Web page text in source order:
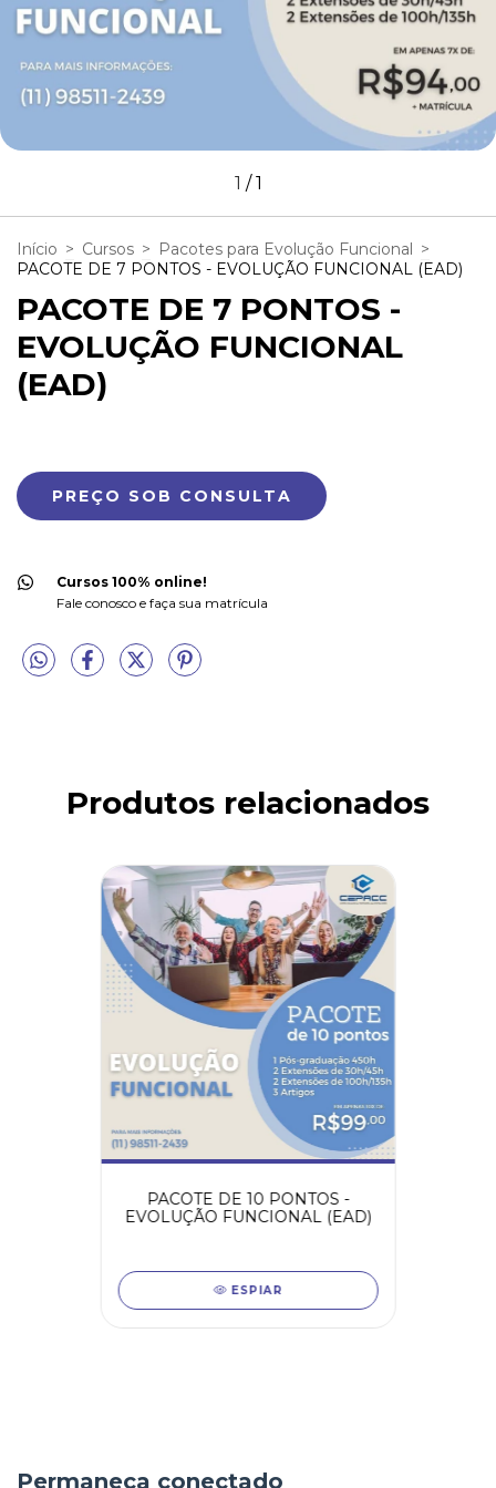
1 /1
Início > Cursos > Pacotes para Evolução Funcional >
PACOTE DE 7 PONTOS - EVOLUÇÃO FUNCIONAL (EAD)
PACOTE DE 7 PONTOS -
EVOLUÇÃO FUNCIONAL
(EAD)
Cursos 100% online!
Fale conosco e faça sua matrícula
Produtos relacionados
PACOTE DE 10 PONTOS -
EVOLUÇÃO FUNCIONAL (EAD)
ESPIAR
Permaneça conectado